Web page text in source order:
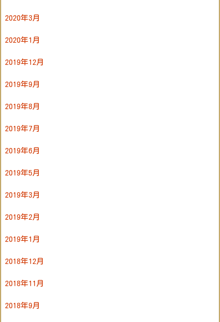
2020年3月
2020年1月
2019年12月
2019年9月
2019年8月
2019年7月
2019年6月
2019年5月
2019年3月
2019年2月
2019年1月
2018年12月
2018年11月
2018年9月